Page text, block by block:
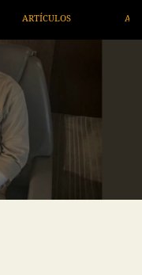
ARTE /